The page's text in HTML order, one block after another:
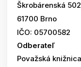
Škrobárenská
61700 Brno
IČO: 05700582
Odberateľ
Považská